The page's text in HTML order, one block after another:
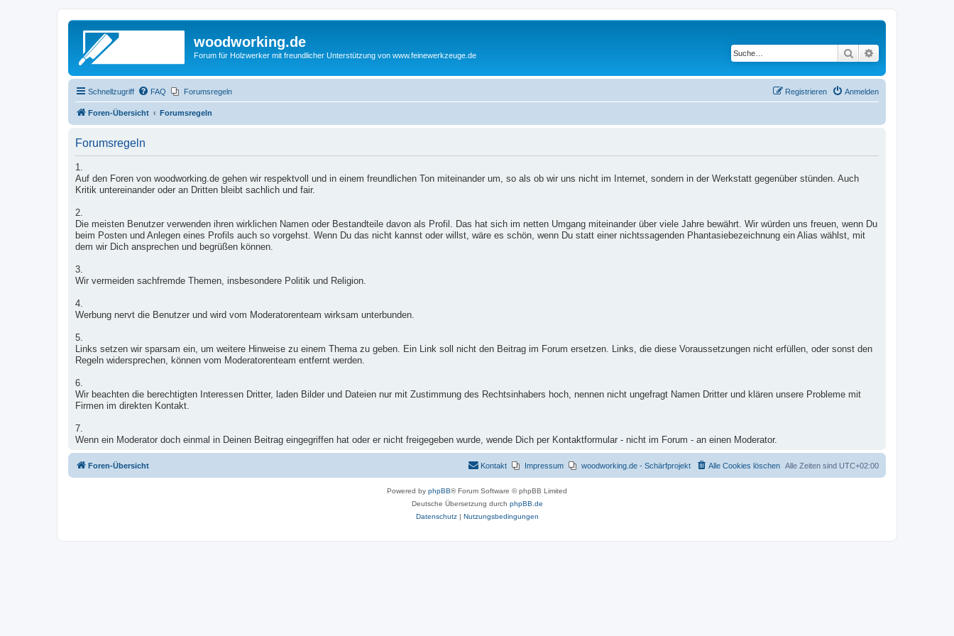
woodworking.de
Forum für Holzwerker mit freundlicher Unterstützung von www.feinewerkzeuge.de Suche
Schnellzugriff FAQ Forumsregeln Anmelden
Registrieren
Foren-Übersicht Forumsregeln
Forumsregeln
1.
Auf den Foren von woodworking.de gehen wir respektvoll und in einem freundlichen Ton miteinander um, so als ob wir uns nicht im Internet, sondern in der Werkstatt gegenüber stünden. Auch
Kritik untereinander oder an Dritten bleibt sachlich und fair.
2.
Die meisten Benutzer verwenden ihren wirklichen Namen oder Bestandteile davon als Profil. Das hat sich im netten Umgang miteinander über viele Jahre bewährt. Wir würden uns freuen, wenn Du
beim Posten und Anlegen eines Profils auch so vorgehst. Wenn Du das nicht kannst oder willst, wäre es schön, wenn Du statt einer nichtssagenden Phantasiebezeichnung ein Alias wählst, mit
dem wir Dich ansprechen und begrüßen können.
3.
Wir vermeiden sachfremde Themen, insbesondere Politik und Religion.
4.
Werbung nervt die Benutzer und wird vom Moderatorenteam wirksam unterbunden.
5.
Links setzen wir sparsam ein, um weitere Hinweise zu einem Thema zu geben. Ein Link soll nicht den Beitrag im Forum ersetzen. Links, die diese Voraussetzungen nicht erfüllen, oder sonst den
Regeln widersprechen, können vom Moderatorenteam entfernt werden.
6.
Wir beachten die berechtigten Interessen Dritter, laden Bilder und Dateien nur mit Zustimmung des Rechtsinhabers hoch, nennen nicht ungefragt Namen Dritter und klären unsere Probleme mit
Firmen im direkten Kontakt.
7.
Wenn ein Moderator doch einmal in Deinen Beitrag eingegriffen hat oder er nicht freigegeben wurde, wende Dich per Kontaktformular - nicht im Forum - an einen Moderator.
Foren-Übersicht Alle Zeiten sind UTC+02:00
Alle Cookies löschen
woodworking.de - Schärfprojekt
Impressum
Kontakt
Powered by phpBB® Forum Software © phpBB Limited
Deutsche Übersetzung durch phpBB.de
Datenschutz| Nutzungsbedingungen